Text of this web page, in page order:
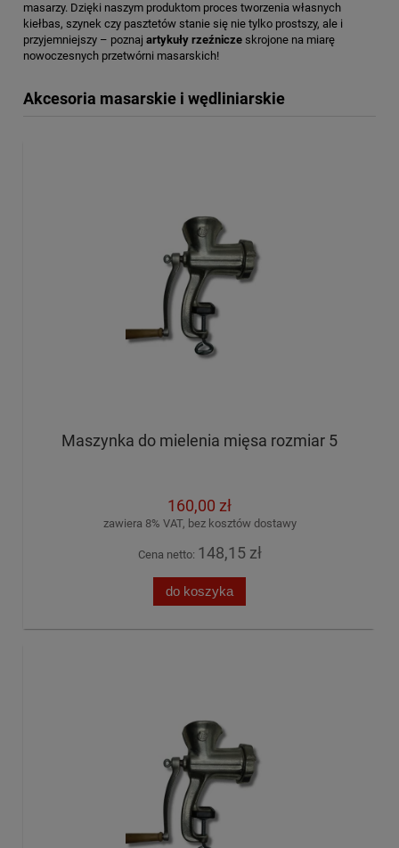
masarzy. Dzięki naszym produktom proces tworzenia własnych
kiełbas, szynek czy pasztetów stanie się nie tylko prostszy, ale i
przyjemniejszy – poznaj artykuły rzeźnicze skrojone na miarę
nowoczesnych przetwórni masarskich!
Akcesoria masarskie i wędliniarskie
Maszynka do mielenia mięsa rozmiar 5
160,00 zł
zawiera 8% VAT, bez kosztów dostawy
Cena netto: 148,15 zł
do koszyka